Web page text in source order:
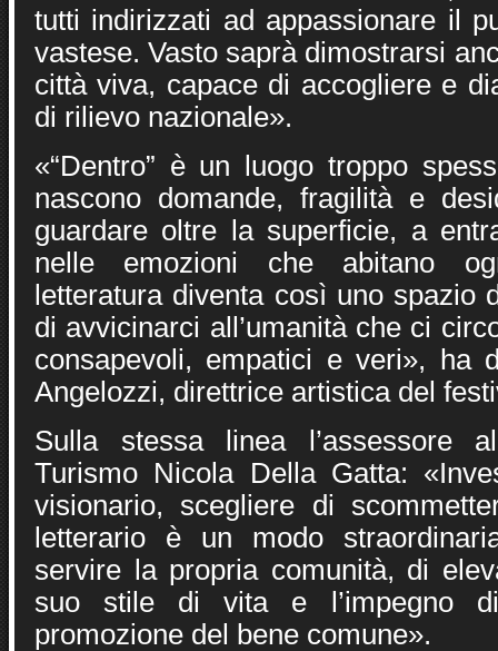
tutti indirizzati ad appassionare il
vastese. Vasto saprà dimostrarsi
città viva, capace di accogliere e
di rilievo nazionale».
«“Dentro” è un luogo troppo
nascono domande, fragilità e
guardare oltre la superficie, a
nelle emozioni che abitano
letteratura diventa così uno spazio
di avvicinarci all’umanità che ci
consapevoli, empatici e veri», ha
Angelozzi, direttrice artistica del
Sulla stessa linea l’assessore
Turismo Nicola Della Gatta:
visionario, scegliere di
letterario è un modo
servire la propria comunità, di
suo stile di vita e l’impegno
promozione del bene comune».